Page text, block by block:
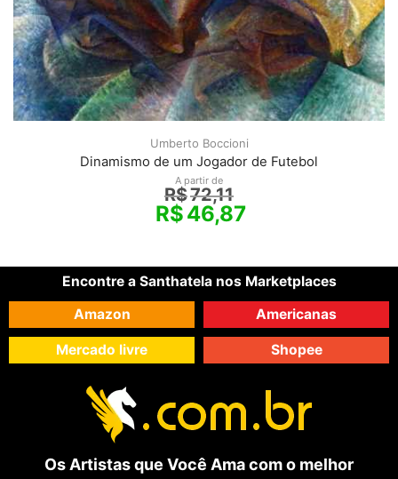
Umberto Boccioni
Dinamismo de um Jogador de Futebol
A partir de
R$72,11
R$46,87
Encontre a Santhatela nos Marketplaces
Amazon
Americanas
Mercado livre Shopee
Os Artistas que Você Ama com o melhor